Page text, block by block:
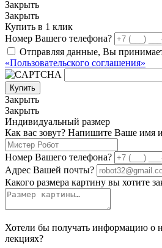
Закрыть
Закрыть
Купить в 1 клик
Номер Вашего телефона?
Отправляя данные, Вы
«Пользовательского соглашения»
Купить
Закрыть
Закрыть
Индивидуальный размер
Как вас зовут? Напишите Ваше имя
Номер Вашего телефона?
Адрес Вашей почты?
Какого размера картину вы хотите
Хотели бы получать информацию о
лекциях?